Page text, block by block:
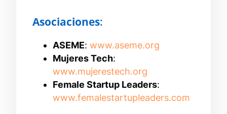
Asociaciones:
ASEME: www.aseme.org
Mujeres Tech:
www.mujerestech.org
Female Startup Leaders:
www.femalestartupleaders.com